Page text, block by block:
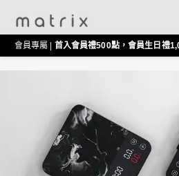
會員專屬 | 首入會員禮500點，會員生日禮